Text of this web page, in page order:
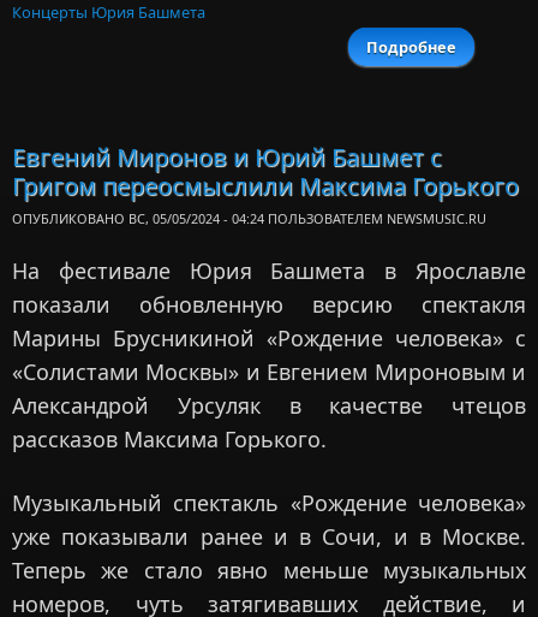
Концерты Юрия Башмета
Подробнее
о
Евгений Миронов и Юрий Башмет с
Григом переосмыслили Максима Горького
ОПУБЛИКОВАНО ВС, 05/05/2024 - 04:24 ПОЛЬЗОВАТЕЛЕМ NEWSMUSIC.RU
На фестивале Юрия Башмета в Ярославле
показали обновленную версию спектакля
Марины Брусникиной «Рождение человека» с
«Солистами Москвы» и Евгением Мироновым и
Александрой Урсуляк в качестве чтецов
рассказов Максима Горького.
Музыкальный спектакль «Рождение человека»
уже показывали ранее и в Сочи, и в Москве.
Теперь же стало явно меньше музыкальных
номеров, чуть затягивавших действие, и